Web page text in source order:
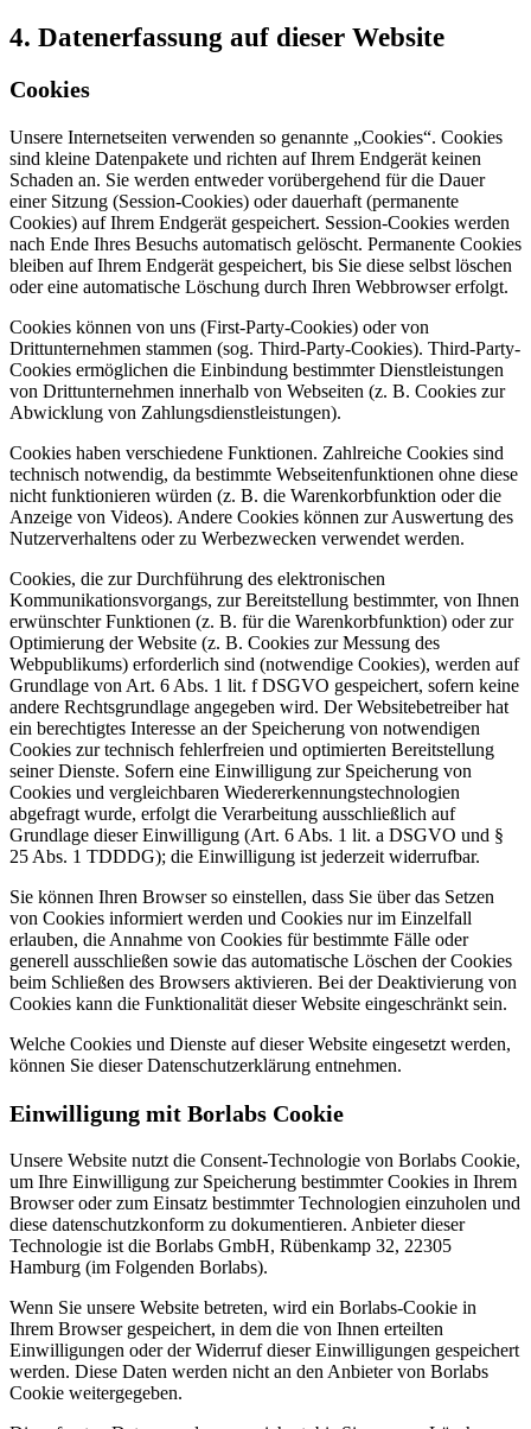
4. Datenerfassung auf dieser Website
Cookies
Unsere Internetseiten verwenden so genannte „Cookies“. Cookies
sind kleine Datenpakete und richten auf Ihrem Endgerät keinen
Schaden an. Sie werden entweder vorübergehend für die Dauer
einer Sitzung (Session-Cookies) oder dauerhaft (permanente
Cookies) auf Ihrem Endgerät gespeichert. Session-Cookies werden
nach Ende Ihres Besuchs automatisch gelöscht. Permanente Cookies
bleiben auf Ihrem Endgerät gespeichert, bis Sie diese selbst löschen
oder eine automatische Löschung durch Ihren Webbrowser erfolgt.
Cookies können von uns (First-Party-Cookies) oder von
Drittunternehmen stammen (sog. Third-Party-Cookies). Third-Party-
Cookies ermöglichen die Einbindung bestimmter Dienstleistungen
von Drittunternehmen innerhalb von Webseiten (z. B. Cookies zur
Abwicklung von Zahlungsdienstleistungen).
Cookies haben verschiedene Funktionen. Zahlreiche Cookies sind
technisch notwendig, da bestimmte Webseitenfunktionen ohne diese
nicht funktionieren würden (z. B. die Warenkorbfunktion oder die
Anzeige von Videos). Andere Cookies können zur Auswertung des
Nutzerverhaltens oder zu Werbezwecken verwendet werden.
Cookies, die zur Durchführung des elektronischen
Kommunikationsvorgangs, zur Bereitstellung bestimmter, von Ihnen
erwünschter Funktionen (z. B. für die Warenkorbfunktion) oder zur
Optimierung der Website (z. B. Cookies zur Messung des
Webpublikums) erforderlich sind (notwendige Cookies), werden auf
Grundlage von Art. 6 Abs. 1 lit. f DSGVO gespeichert, sofern keine
andere Rechtsgrundlage angegeben wird. Der Websitebetreiber hat
ein berechtigtes Interesse an der Speicherung von notwendigen
Cookies zur technisch fehlerfreien und optimierten Bereitstellung
seiner Dienste. Sofern eine Einwilligung zur Speicherung von
Cookies und vergleichbaren Wiedererkennungstechnologien
abgefragt wurde, erfolgt die Verarbeitung ausschließlich auf
Grundlage dieser Einwilligung (Art. 6 Abs. 1 lit. a DSGVO und §
25 Abs. 1 TDDDG); die Einwilligung ist jederzeit widerrufbar.
Sie können Ihren Browser so einstellen, dass Sie über das Setzen
von Cookies informiert werden und Cookies nur im Einzelfall
erlauben, die Annahme von Cookies für bestimmte Fälle oder
generell ausschließen sowie das automatische Löschen der Cookies
beim Schließen des Browsers aktivieren. Bei der Deaktivierung von
Cookies kann die Funktionalität dieser Website eingeschränkt sein.
Welche Cookies und Dienste auf dieser Website eingesetzt werden,
können Sie dieser Datenschutzerklärung entnehmen.
Einwilligung mit Borlabs Cookie
Unsere Website nutzt die Consent-Technologie von Borlabs Cookie,
um Ihre Einwilligung zur Speicherung bestimmter Cookies in Ihrem
Browser oder zum Einsatz bestimmter Technologien einzuholen und
diese datenschutzkonform zu dokumentieren. Anbieter dieser
Technologie ist die Borlabs GmbH, Rübenkamp 32, 22305
Hamburg (im Folgenden Borlabs).
Wenn Sie unsere Website betreten, wird ein Borlabs-Cookie in
Ihrem Browser gespeichert, in dem die von Ihnen erteilten
Einwilligungen oder der Widerruf dieser Einwilligungen gespeichert
werden. Diese Daten werden nicht an den Anbieter von Borlabs
Cookie weitergegeben.